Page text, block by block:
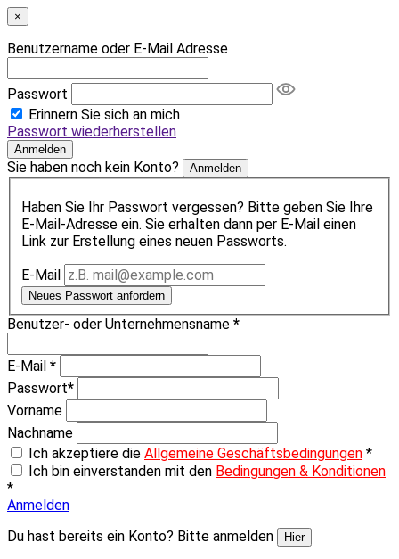
×
Benutzername oder E-Mail Adresse
Passwort
Erinnern Sie sich an mich
Passwort wiederherstellen
Anmelden
Sie haben noch kein Konto? Anmelden
Haben Sie Ihr Passwort vergessen? Bitte geben Sie Ihre
E-Mail-Adresse ein. Sie erhalten dann per E-Mail einen
Link zur Erstellung eines neuen Passworts.
E-Mail
Neues Passwort anfordern
Benutzer- oder Unternehmensname *
E-Mail *
Passwort*
Vorname
Nachname
Ich akzeptiere die Allgemeine Geschäftsbedingungen *
Ich bin einverstanden mit den Bedingungen & Konditionen
*
Anmelden
Du hast bereits ein Konto? Bitte anmelden
Hier